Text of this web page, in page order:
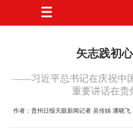
矢志践初
——习近平总书记在庆祝中
重要讲话在贵
作者：贵州日报天眼新闻记者 吴传娟 潘晓